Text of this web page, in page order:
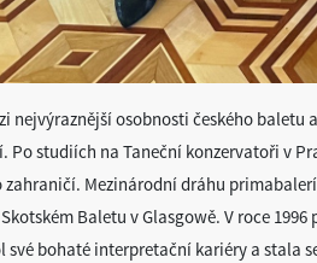
nejvýraznější osobnosti českého baletu
Po studiích na Taneční konzervatoři v
Mezinárodní dráhu
Baletu v Glasgowě. V roce
své bohaté interpretační kariéry a stala